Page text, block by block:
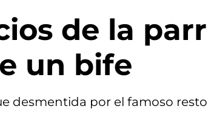
de la
un bife
desmentida por el famoso